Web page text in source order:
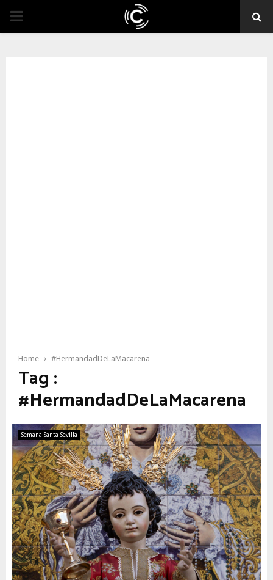
PRIMARY
Home #HermandadDeLaMacarena
Tag :
#HermandadDeLaMacarena
Semana Santa Sevilla